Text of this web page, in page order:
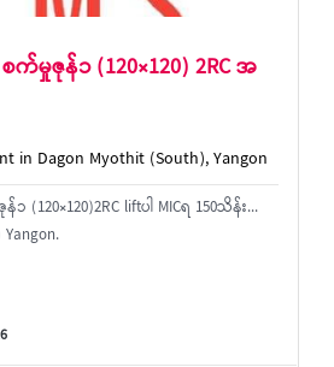
မှုဇုန်၁ (120×120) 2RC အ
in Dagon Myothit (South), Yangon
liftပါ MICရ 150သိန်း...